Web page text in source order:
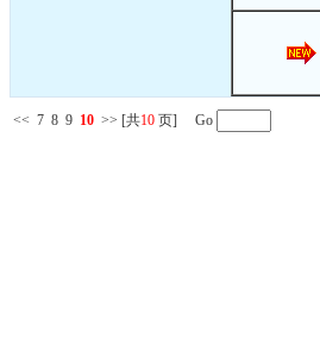
<< 7 8 9 10 >> [共10 页] Go